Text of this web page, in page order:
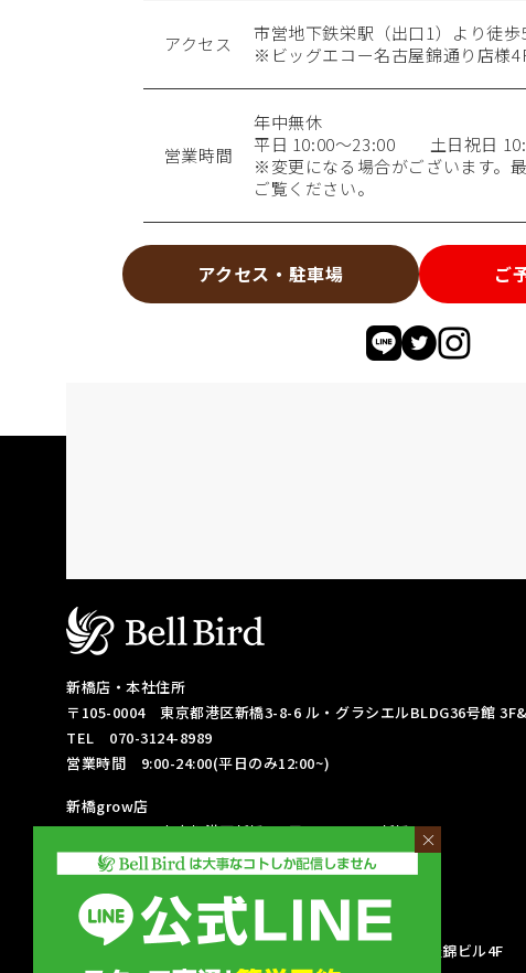
アクセス
市営地下鉄栄駅（出口1）より徒歩
※ビッグエコー名古屋錦通り店様
営業時間
年中無休
平日 10:00〜23:00 土日祝日
※変更になる場合がございます。
ご覧ください。
アクセス・駐車場 ご
新橋店・本社住所
〒105-0004東京都港区新橋3-8-6 ル・グラシエルBLDG36号館
TEL 070-3124-8989
営業時間 9:00-24:00(平日のみ12:00~)
新橋grow店
〒105-0004東京都港区新橋3丁目2-2Ravina新橋 3F
TEL 090-4415-6813
営業時間 9:00-24:00(平日のみ12:00~)
名古屋栄店
〒460-0003愛知県名古屋市中区錦3-17-18
DK名古屋錦ビル4F
×